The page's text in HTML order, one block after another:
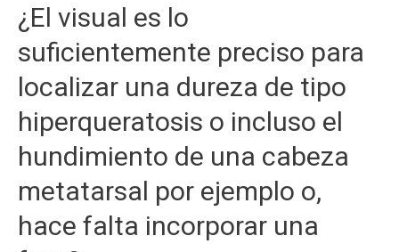
¿El visual es lo
suficientemente preciso para
localizar una dureza de tipo
hiperqueratosis o incluso el
hundimiento de una cabeza
metatarsal por ejemplo o,
hace falta incorporar una